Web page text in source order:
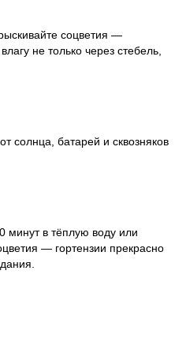
соцветия —
не только через стебель,
солнца, батарей и сквозняков
минут в тёплую воду или
— гортензии прекрасно